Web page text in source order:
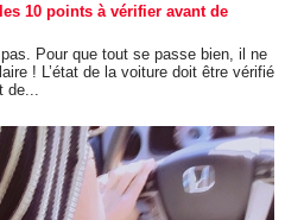
10 points à vérifier avant de
Pour que tout se passe bien, il ne
! L’état de la voiture doit être vérifié